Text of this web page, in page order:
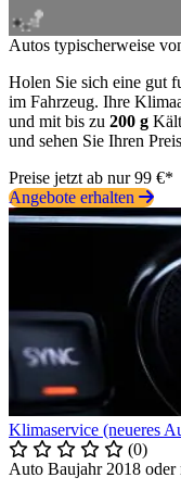
Autos typischerweise
Holen Sie sich eine gut
im Fahrzeug. Ihre
und mit bis zu 200 g
und sehen Sie Ihren
Preise jetzt ab nur 99 €*
Angebote erhalten
Klimaservice (neueres
(0)
Auto Baujahr 2018